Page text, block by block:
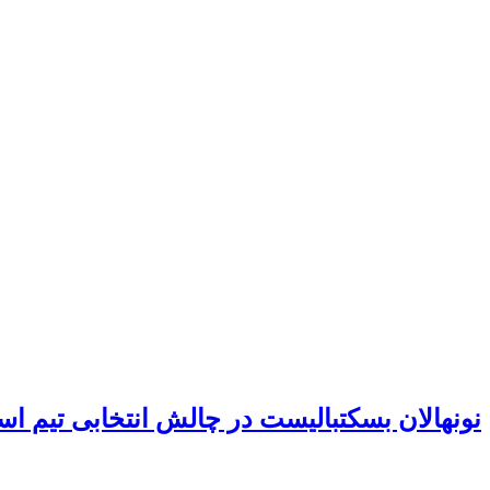
نونهالان بسکتبالیست در چالش انتخابی تیم